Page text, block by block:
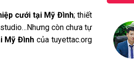
cưới tại Mỹ Đình; thiết
còn chưa tự
Mỹ Đình của tuyettac.org